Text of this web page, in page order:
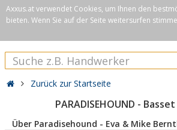
Axxus.at verwendet Cookies, um Ihnen den
bieten. Wenn Sie auf der Seite weitersurfen
Zurück zur Startseite
PARADISEHOUND -
Über Paradisehound - Eva & Mike